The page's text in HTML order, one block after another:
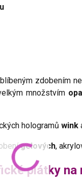
zdobením
množstvím
hologramů wink
gelových,
plátky na